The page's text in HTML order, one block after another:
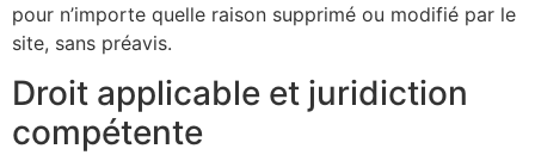
pour n’importe quelle raison supprimé ou modifié par le
site, sans préavis.
Droit applicable et juridiction
compétente